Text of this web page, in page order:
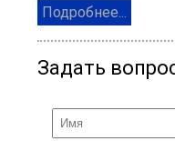
Подробнее...
Задать